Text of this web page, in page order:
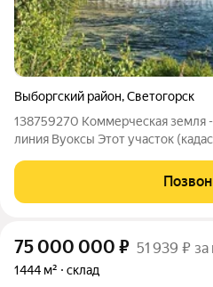
Выборгский район,Светогорск
138759270 Коммерческая земля -
линия Вуоксы Этот участок
Земли населённых пунктов,
75 000 000 ₽ 51 939 ₽ за
1444 м² склад